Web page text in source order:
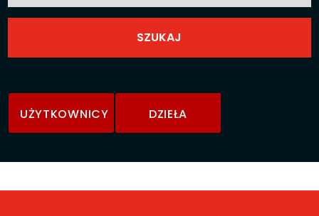
UŻYTKOWNICY DZIEŁA